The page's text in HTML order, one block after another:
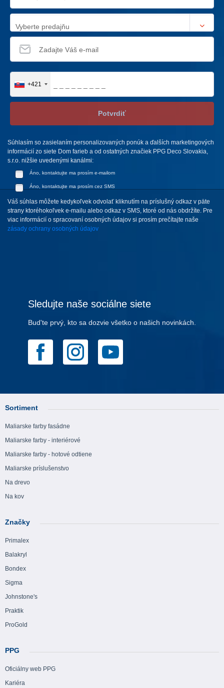
Vyberte predajňu
+421
Potvrdiť
Súhlasím so zasielaním personalizovaných ponúk a ďalších marketingových
informácií zo siete Dom farieb a od ostatných značiek PPG Deco Slovakia,
s.r.o. nižšie uvedenými kanálmi:
Áno, kontaktujte ma prosím e-mailom
Áno, kontaktujte ma prosím cez SMS
Váš súhlas môžete kedykoľvek odvolať kliknutím na príslušný odkaz v päte
strany ktoréhokoľvek e-mailu alebo odkaz v SMS, ktoré od nás obdržíte. Pre
viac informácií o spracovaní osobných údajov si prosím prečítajte naše
zásady ochrany osobných údajov
Sledujte naše sociálne siete
Bud'te prvý, kto sa dozvie všetko o našich novinkách.
Sortiment
Maliarske farby fasádne
Maliarske farby - interiérové
Maliarske farby - hotové odtiene
Maliarske príslušenstvo
Na drevo
Na kov
Značky
Primalex
Balakryl
Bondex
Sigma
Johnstone's
Praktik
ProGold
PPG
Oficiálny web PPG
Kariéra